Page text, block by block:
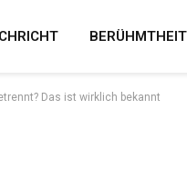
BERÜHMTHEIT
Das ist wirklich bekannt